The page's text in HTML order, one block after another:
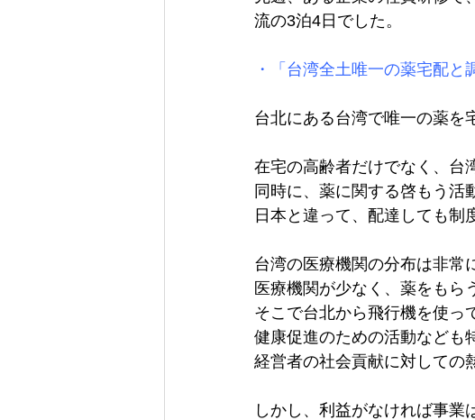
流の3泊4日でした。
・「台湾全土唯一の薬宅配と
台北にある台湾で唯一の薬を
在宅の高齢者だけでなく、台
同時に、薬に関する啓もう活
日本と違って、配達しても制
台湾の医療機関の分布は非常
医療機関が少なく、薬をもら
そこで台北から飛行機を使っ
健康促進のための活動なども
経営者の社会貢献に対しての
しかし、利益がなければ事業